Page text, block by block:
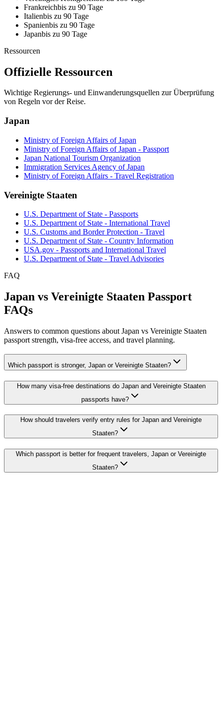
Frankreichbis zu 90 Tage
Italienbis zu 90 Tage
Spanienbis zu 90 Tage
Japanbis zu 90 Tage
Ressourcen
Offizielle Ressourcen
Wichtige Regierungs- und Einwanderungsquellen zur Überprüfung
von Regeln vor der Reise.
Japan
Ministry of Foreign Affairs of Japan
Ministry of Foreign Affairs of Japan - Passport
Japan National Tourism Organization
Immigration Services Agency of Japan
Ministry of Foreign Affairs - Travel Registration
Vereinigte Staaten
U.S. Department of State - Passports
U.S. Department of State - International Travel
U.S. Customs and Border Protection - Travel
U.S. Department of State - Country Information
USA.gov - Passports and International Travel
U.S. Department of State - Travel Advisories
FAQ
Japan vs Vereinigte Staaten Passport
FAQs
Answers to common questions about Japan vs Vereinigte Staaten
passport strength, visa-free access, and travel planning.
Which passport is stronger, Japan or Vereinigte Staaten?
How many visa-free destinations do Japan and Vereinigte Staaten
passports have?
How should travelers verify entry rules for Japan and Vereinigte
Staaten?
Which passport is better for frequent travelers, Japan or Vereinigte
Staaten?